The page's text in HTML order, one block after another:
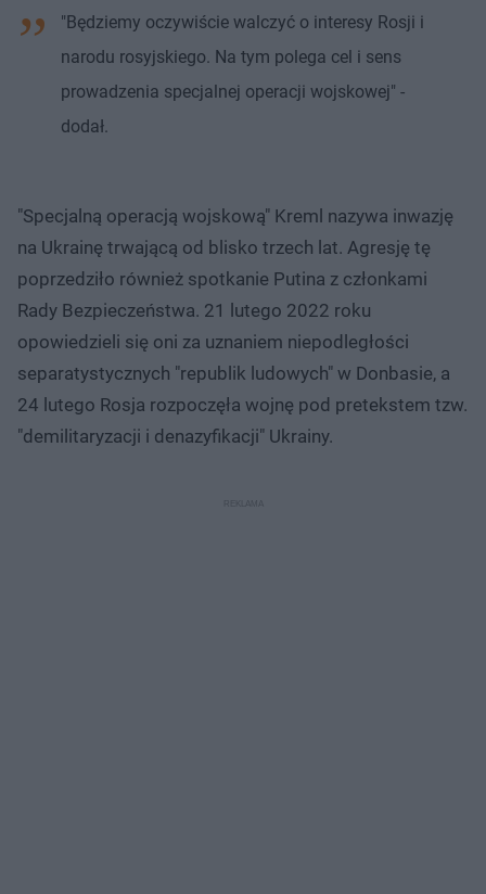
"Będziemy oczywiście walczyć o interesy Rosji i
narodu rosyjskiego. Na tym polega cel i sens
prowadzenia specjalnej operacji wojskowej" -
dodał.
"Specjalną operacją wojskową" Kreml nazywa inwazję
na Ukrainę trwającą od blisko trzech lat. Agresję tę
poprzedziło również spotkanie Putina z członkami
Rady Bezpieczeństwa. 21 lutego 2022 roku
opowiedzieli się oni za uznaniem niepodległości
separatystycznych "republik ludowych" w Donbasie, a
24 lutego Rosja rozpoczęła wojnę pod pretekstem tzw.
"demilitaryzacji i denazyfikacji" Ukrainy.